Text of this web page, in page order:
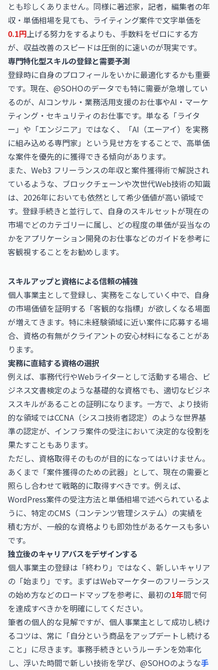
とも珍しくありません。同様に著述家，記者，編集者の年
収・単価相場を見ても、ライティング案件で文字単価を
0.1円上げる努力をするよりも、手数料をゼロにする方
が、収益改善のスピードは圧倒的に速いのが現実です。
専門特化型スキルの登録と需要予測
登録時に自身のプロフィールをいかに最適化するかも重要
です。現在、@SOHOのデータでも特に需要が急増してい
るのが、 AIコンサル・業務活用支援のお仕事やAI・マーケ
ティング・セキュリティのお仕事です。単なる「ライタ
ー」や「エンジニア」ではなく、「AI（エーアイ）を実務
に組み込める専門家」という見せ方をすることで、高単価
な案件を優先的に獲得できる傾向があります。
また、 Web3 フリーランスの年収と案件獲得術で解説され
ているような、ブロックチェーンや次世代Web技術の知識
は、2026年においても依然として希少価値が高い領域で
す。登録手続きと並行して、自身のスキルセットが現在の
市場でどのカテゴリーに属し、どの程度の単価が妥当なの
かをアプリケーション開発のお仕事などのガイドを参考に
客観視することをお勧めします。
スキルアップと資格による信頼の補強
個人事業主として登録し、実務をこなしていく中で、自身
の市場価値を証明する「客観的な指標」が欲しくなる場面
が増えてきます。特に未経験領域に近い案件に応募する場
合、資格の有無がクライアントの安心材料になることがあ
ります。
実務に直結する資格の選択
例えば、事務代行やWebライターとして活動する場合、 ビ
ジネス文書検定のような基礎的な資格でも、適切なビジネ
ススキルがあることの証明になります。一方で、より技術
的な領域ではCCNA（シスコ技術者認定） のような世界基
準の認定が、インフラ案件の受注において決定的な役割を
果たすこともあります。
ただし、資格取得そのものが目的になってはいけません。
あくまで「案件獲得のための武器」として、現在の需要と
照らし合わせて戦略的に取得すべきです。例えば、
WordPress案件の受注方法と単価相場で述べられているよ
うに、特定のCMS（コンテンツ管理システム）の実績を
積む方が、一般的な資格よりも即効性があるケースも多い
です。
独立後のキャリアパスをデザインする
個人事業主の登録は「終わり」ではなく、新しいキャリア
の「始まり」です。まずはWebマーケターのフリーランス
の始め方などのロードマップを参考に、最初の1年間で何
を達成すべきかを明確にしてください。
筆者の個人的な見解ですが、個人事業主として成功し続け
るコツは、常に「自分という商品をアップデートし続ける
こと」に尽きます。事務手続きというルーチンを効率化
し、浮いた時間で新しい技術を学び、@SOHOのような手